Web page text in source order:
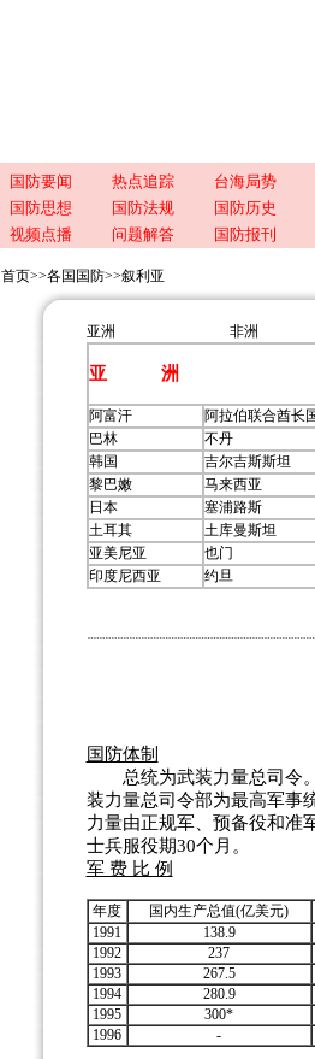
国防要闻 热点追踪 台海局势
国防思想 国防法规 国防历史
视频点播 问题解答 国防报刊
首页>>各国国防>>叙利亚
亚洲 非洲
亚 洲
阿富汗 阿拉伯联合酋长
巴林
不丹
韩国
吉尔吉斯斯坦
黎巴嫩
马来西亚
日本
塞浦路斯
土耳其
土库曼斯坦
亚美尼亚
也门
印度尼西亚
约旦
国防体制
总统为武装力量总司令。
装力量总司令部为最高军事
力量由正规军、预备役和准
士兵服役期30个月。
军 费 比 例
年度 国内生产总值(亿美元)
1991
138.9
1992
237
1993
267.5
1994
280.9
1995
300*
1996
-